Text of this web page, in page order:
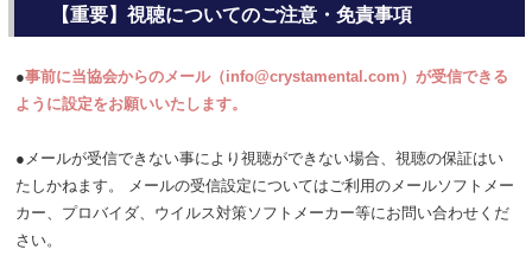
【重要】視聴についてのご注意・免責事項
●事前に当協会からのメール（info@crystamental.com）が受信できる
ように設定をお願いいたします。
●メールが受信できない事により視聴ができない場合、視聴の保証はい
たしかねます。 メールの受信設定についてはご利用のメールソフトメー
カー、プロバイダ、ウイルス対策ソフトメーカー等にお問い合わせくだ
さい。